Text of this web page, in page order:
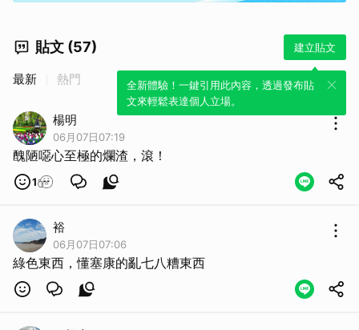
貼文 (57) 建立貼文
全新體驗！一鍵引用此內容，透過發布貼
文來輕鬆表達個人立場。
最新 熱門
楊明
06月07日07:19
醜陋噁心至極的爛渣，滾！
1
裕
06月07日07:06
綠色東西，懂塞康的亂七八糟東西